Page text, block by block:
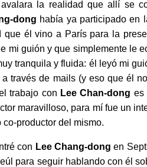
la realidad que allí se
dong había ya participado en
él vino a París para la
mi guión y que simplemente le
tranquila y fluida: él leyó mi
través de mails (y eso que él
trabajo con Lee Chan-dong es
maravilloso, para mí fue un
productor del mismo.
con Lee Chang-dong en
para seguir hablando con él